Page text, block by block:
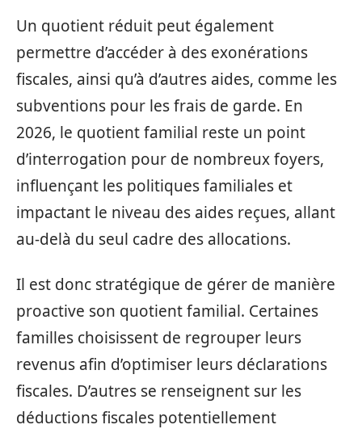
Un quotient réduit peut également
permettre d’accéder à des exonérations
fiscales, ainsi qu’à d’autres aides, comme les
subventions pour les frais de garde. En
2026, le quotient familial reste un point
d’interrogation pour de nombreux foyers,
influençant les politiques familiales et
impactant le niveau des aides reçues, allant
au-delà du seul cadre des allocations.
Il est donc stratégique de gérer de manière
proactive son quotient familial. Certaines
familles choisissent de regrouper leurs
revenus afin d’optimiser leurs déclarations
fiscales. D’autres se renseignent sur les
déductions fiscales potentiellement